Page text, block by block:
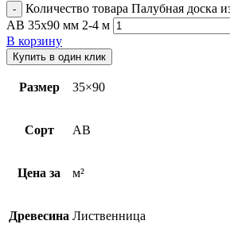
Количество товара Палубная доска
АВ 35х90 мм 2-4 м
В корзину
Купить в один клик
Размер 35×90
Сорт AB
Цена за м²
Древесина Лиственница